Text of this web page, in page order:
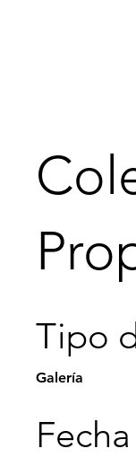
Tipo
Galería
Fecha